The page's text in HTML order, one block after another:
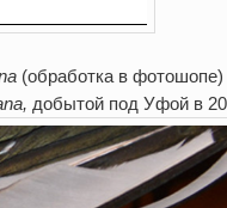
(обработка в фотошопе)
, добытой под Уфой в